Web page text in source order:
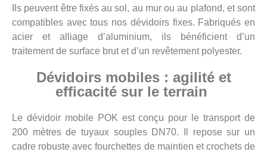
Ils peuvent être fixés au sol, au mur ou au plafond, et sont
compatibles avec tous nos dévidoirs fixes. Fabriqués en
acier et alliage d’aluminium, ils bénéficient d’un
traitement de surface brut et d’un revêtement polyester.
Dévidoirs mobiles : agilité et
efficacité sur le terrain
Le dévidoir mobile POK est conçu pour le transport de
200 mètres de tuyaux souples DN70. Il repose sur un
cadre robuste avec fourchettes de maintien et crochets de